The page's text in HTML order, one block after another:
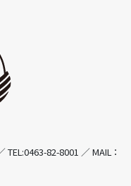
82-8001 ／ MAIL：